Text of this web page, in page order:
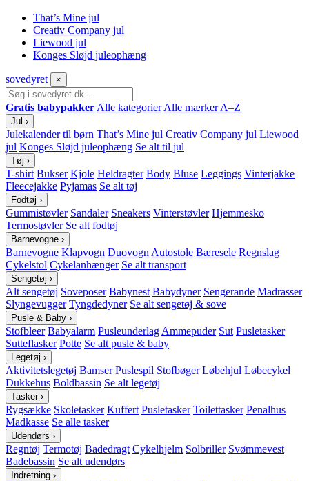
That’s Mine jul
Creativ Company jul
Liewood jul
Konges Sløjd juleophæng
sovedyret ×
Gratis babypakker Alle kategorier Alle mærker A–Z
Jul ›
Julekalender til børn That’s Mine jul Creativ Company jul Liewood
jul Konges Sløjd juleophæng Se alt til jul
Tøj ›
T-shirt Bukser Kjole Heldragter Body Bluse Leggings Vinterjakke
Fleecejakke Pyjamas Se alt tøj
Fodtøj ›
Gummistøvler Sandaler Sneakers Vinterstøvler Hjemmesko
Termostøvler Se alt fodtøj
Barnevogne ›
Barnevogne Klapvogn Duovogn Autostole Bæresele Regnslag
Cykelstol Cykelanhænger Se alt transport
Sengetøj ›
Alt sengetøj Soveposer Babynest Babydyner Sengerande Madrasser
Slyngevugger Tyngdedyner Se alt sengetøj & sove
Pusle & Baby ›
Stofbleer Babyalarm Pusleunderlag Ammepuder Sut Pusletasker
Sutteflasker Potte Se alt pusle & baby
Legetøj ›
Aktivitetslegetøj Bamser Puslespil Stofbøger Løbehjul Løbecykel
Dukkehus Boldbassin Se alt legetøj
Tasker ›
Rygsække Skoletasker Kuffert Pusletasker Toilettasker Penalhus
Madkasse Se alle tasker
Udendørs ›
Regntøj Termotøj Badedragt Cykelhjelm Solbriller Svømmevest
Badebassin Se alt udendørs
Indretning ›